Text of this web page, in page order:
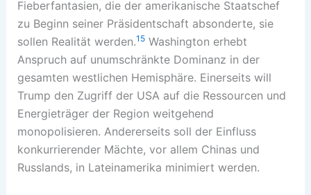
Fieberfantasien, die der amerikanische Staatschef
zu Beginn seiner Präsidentschaft absonderte, sie
sollen Realität werden.15Washington erhebt
Anspruch auf unumschränkte Dominanz in der
gesamten westlichen Hemisphäre. Einerseits will
Trump den Zugriff der USA auf die Ressourcen und
Energieträger der Region weitgehend
monopolisieren. Andererseits soll der Einfluss
konkurrierender Mächte, vor allem Chinas und
Russlands, in Lateinamerika minimiert werden.